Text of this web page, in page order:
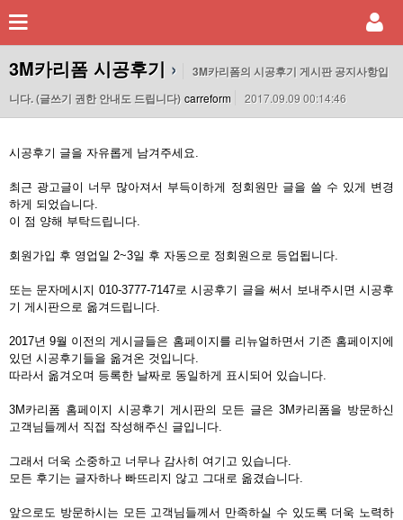
3M카리폼 시공후기 ›
3M카리폼의 시공후기 게시판 공지사항입
니다. (글쓰기 권한 안내도 드립니다) carreform 2017.09.09 00:14:46
시공후기 글을 자유롭게 남겨주세요.
최근 광고글이 너무 많아져서 부득이하게 정회원만 글을 쓸 수 있게 변경
하게 되었습니다.
이 점 양해 부탁드립니다.
회원가입 후 영업일 2~3일 후 자동으로 정회원으로 등업됩니다.
또는 문자메시지 010-3777-7147로 시공후기 글을 써서 보내주시면 시공후
기 게시판으로 옮겨드립니다.
2017년 9월 이전의 게시글들은 홈페이지를 리뉴얼하면서 기존 홈페이지에
있던 시공후기들을 옮겨온 것입니다.
따라서 옮겨오며 등록한 날짜로 동일하게 표시되어 있습니다.
3M카리폼 홈페이지 시공후기 게시판의 모든 글은 3M카리폼을 방문하신
고객님들께서 직접 작성해주신 글입니다.
그래서 더욱 소중하고 너무나 감사히 여기고 있습니다.
모든 후기는 글자하나 빠뜨리지 않고 그대로 옮겼습니다.
앞으로도 방문하시는 모든 고객님들께서 만족하실 수 있도록 더욱 노력하